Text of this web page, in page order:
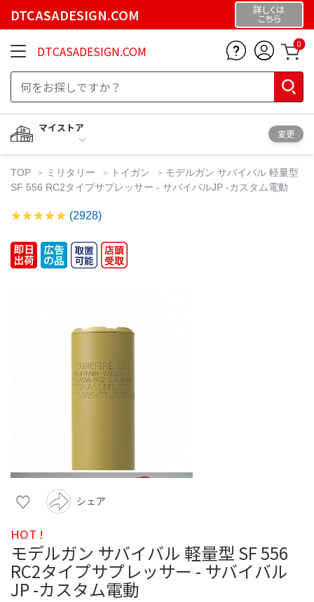
DTCASADESIGN.COM 詳しくは
こちら
DTCASADESIGN.COM 0
マイストア
変更
TOP ミリタリー トイガン
モデルガン サバイバル 軽量型
SF 556 RC2タイプサプレッサー - サバイバルJP -カスタム電動
(2928)
シェア
HOT !
モデルガン サバイバル 軽量型 SF 556
RC2タイプサプレッサー - サバイバル
JP -カスタム電動